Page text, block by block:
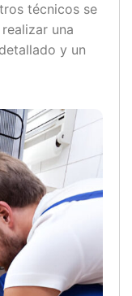
técnicos se
una
y un